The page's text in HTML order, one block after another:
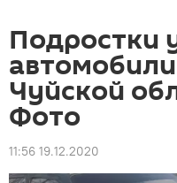
Подростки
Чуйской
Фото
11:56 19.12.2020